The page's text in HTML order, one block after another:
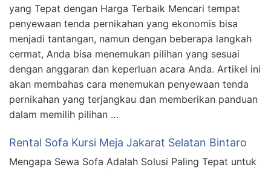
yang Tepat dengan Harga Terbaik Mencari tempat
penyewaan tenda pernikahan yang ekonomis bisa
menjadi tantangan, namun dengan beberapa langkah
cermat, Anda bisa menemukan pilihan yang sesuai
dengan anggaran dan keperluan acara Anda. Artikel ini
akan membahas cara menemukan penyewaan tenda
pernikahan yang terjangkau dan memberikan panduan
dalam memilih pilihan …
Rental Sofa Kursi Meja Jakarat Selatan Bintaro
Mengapa Sewa Sofa Adalah Solusi Paling Tepat untuk